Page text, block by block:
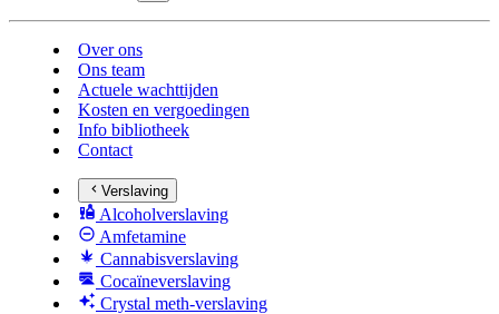
Over ons
Ons team
Actuele wachttijden
Kosten en vergoedingen
Info bibliotheek
Contact
Verslaving
Alcoholverslaving
Amfetamine
Cannabisverslaving
Cocaïneverslaving
Crystal meth-verslaving